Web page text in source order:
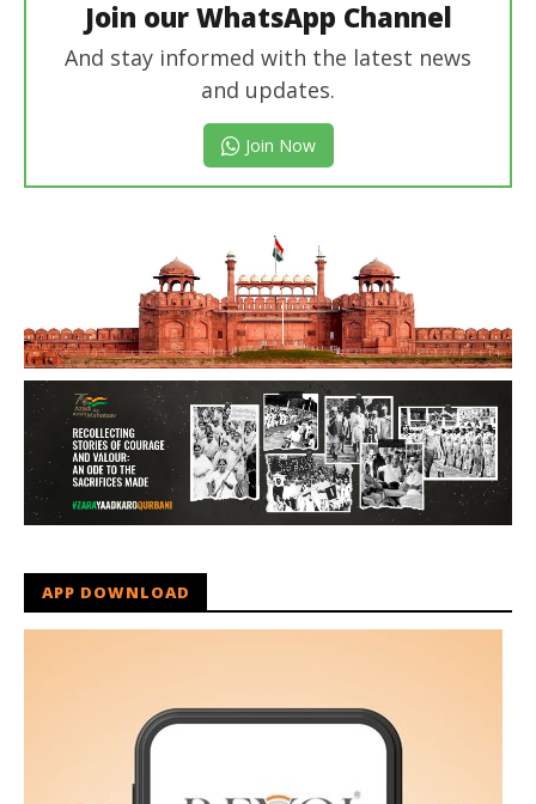
Join our WhatsApp Channel
And stay informed with the latest news
and updates.
Join Now
APP DOWNLOAD